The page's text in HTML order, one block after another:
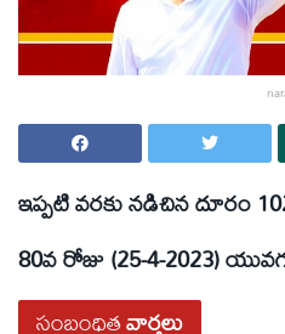
ఇప్పటి వరకు నడిచిన దూరం
80వ రోజు (25-4-2023)
సంబంధితవార్తలు